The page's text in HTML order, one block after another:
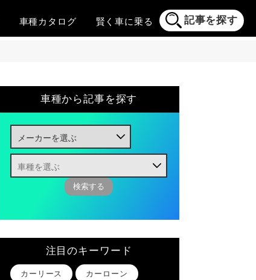
車種カタログ 賢く車に乗る 記事を探す
車種から記事を探す
注目のキーワード
カーリース カーローン